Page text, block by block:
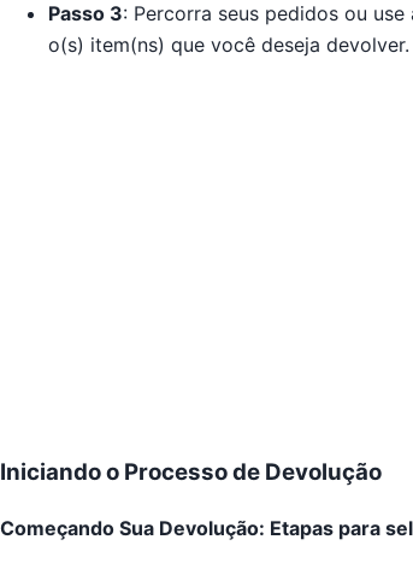
Passo 3: Percorra seus pedidos ou
o(s) item(ns) que você deseja devolver.
Iniciando o Processo de Devolução
Começando Sua Devolução: Etapas para